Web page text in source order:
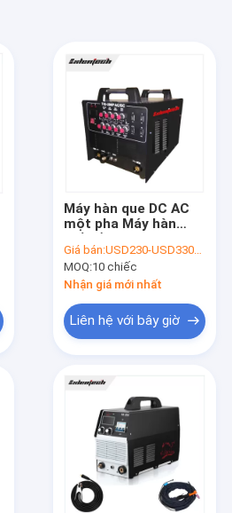
Máy hàn que DC AC
một pha Máy hàn
Giá bán:USD230-USD330/PC
MOQ:10 chiếc
Nhận giá mới nhất
Liên hệ với bây giờ